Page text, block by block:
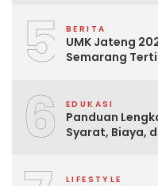
5 BERITA
UMK Jateng
Semarang
6 EDUKASI
Panduan
Syarat, Biaya,
LIFESTYLE